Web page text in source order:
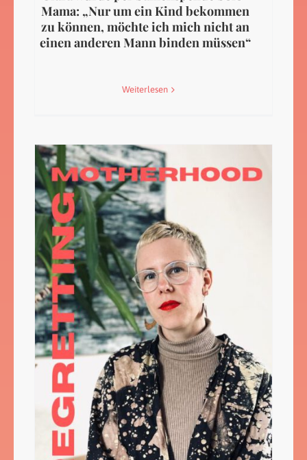
Mama: „Nur um ein Kind bekommen
zu können, möchte ich mich nicht an
einen anderen Mann binden müssen“
Weiterlesen